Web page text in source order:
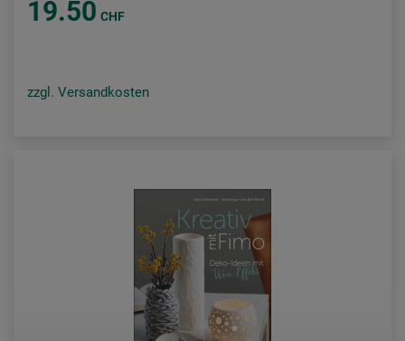
19.50 CHF
zzgl. Versandkosten